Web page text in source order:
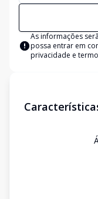
As informações
possa entrar em
privacidade e